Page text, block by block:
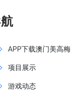
APP下载澳门美高梅
项目展示
游戏动态